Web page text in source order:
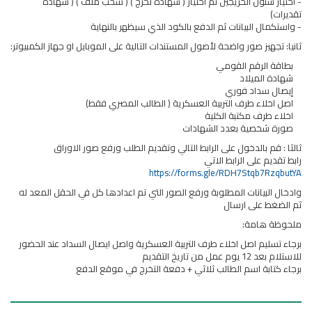
تقديرات)
- واستكمال البيانات ثم الدفع بالكود الذي سيظهر بالنهاية
ثانيا: تجهيز صور واضحة لأصول المستندات التالية على الموبايل او جهاز الكمبيوتر:
بطاقة الرقم القومي
شهادة الميلاد
إيصال سداد فوري
اصل اخلاء طرف التربية العسكرية ( الطالب المصري فقط)
اخلاء طرف مكتبة الكلية
صورة شخصية بعدد الشهادات
ثالثا : قم بالدخول على الرابط التالي وتقديم الطلب ورفع صور الاوراق
رابط تقديم على الرابط الاتي
https://forms.gle/RDH7Stqb7RzqbutYA
وادخال البيانات المطلوبة ورفع الصور التي تم اعدادها كل في الحقل المعد له
ثم الضغط على ارسال
ملحوظة هامة:
برجاء تسليم اصل اخلاء طرف التربية العسكرية واصل ايصال السداد عند الحضور
للاستلام بعد 12 يوم عمل من تاريخ التقديم
برجاء كتابة اسم الطالب ثلاثي + دفعة التخرج في موقع الدفع